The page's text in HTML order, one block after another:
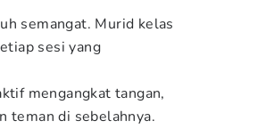
semangat. Murid kelas
sesi yang
mengangkat tangan,
teman di sebelahnya.